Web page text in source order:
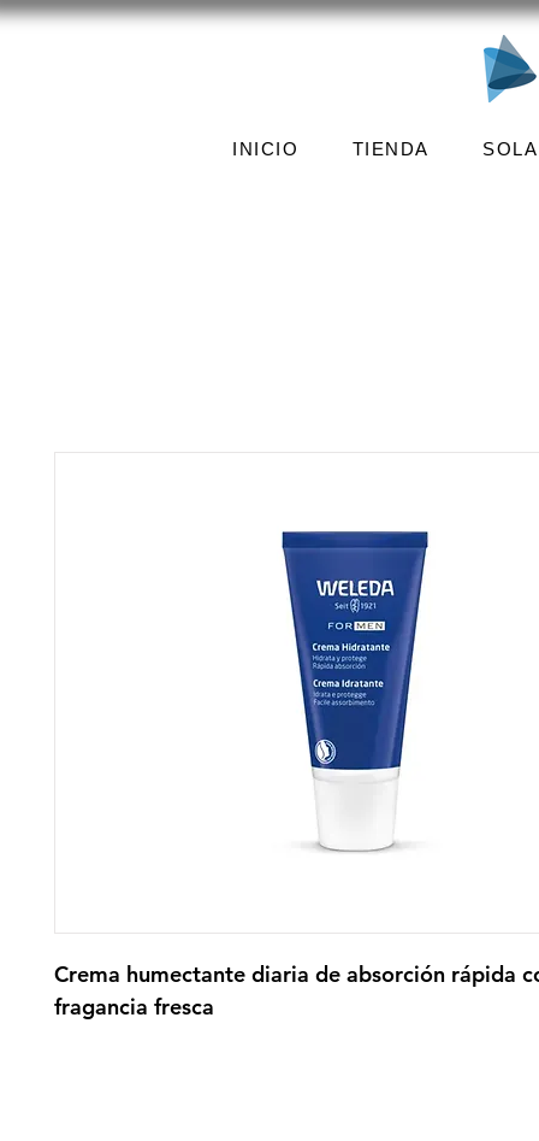
INICIO TIENDA
Crema humectante diaria de absorción rápida
fragancia fresca